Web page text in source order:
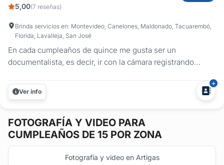
5,00(7 reseñas)
Brinda servicios en: Montevideo, Canelones, Maldonado, Tacuarembó,
Florida, Lavalleja, San José
En cada cumpleaños de quince me gusta ser un
documentalista, es decir, ir con la cámara registrando
junto a ustedes. Por esta razón, me gusta involucrarme y
lograr cierta confianza con la quinceañera y su familia,
Ver info
FOTOGRAFÍA Y VIDEO PARA
CUMPLEAÑOS DE 15 POR ZONA
Fotografía y video en Artigas